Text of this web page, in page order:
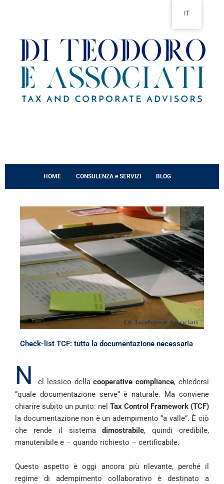
HOME CONSULENZA e SERVIZI BLOG
Check-list TCF: tutta la documentazione necessaria
N el lessico dellacooperative compliance, chiedersi
“quale documentazione serve” è naturale. Ma conviene
chiarire subito un punto: nel Tax Control Framework (TCF)
la documentazione non è un adempimento “a valle”. È ciò
che rende il sistemadimostrabile, quindi credibile,
manutenibile e – quando richiesto – certificabile.
Questo aspetto è oggi ancora più rilevante, perché il
regime di adempimento collaborativo è destinato a
IT